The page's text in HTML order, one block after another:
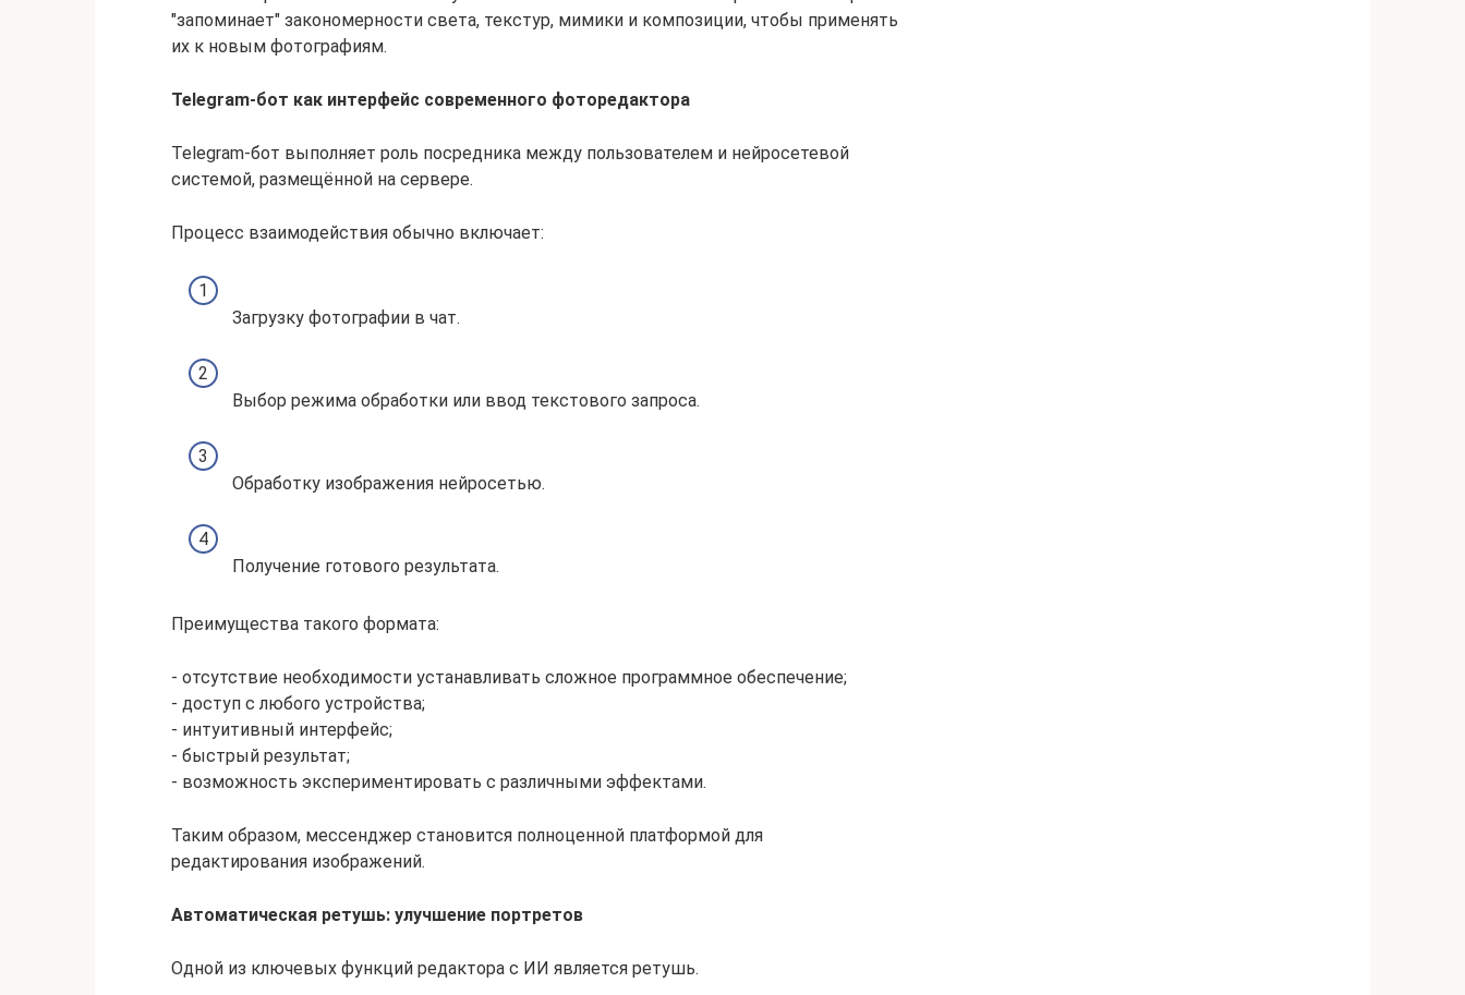
"запоминает" закономерности света, текстур, мимики и композиции, чтобы применять
их к новым фотографиям.
Telegram-бот как интерфейс современного фоторедактора
Telegram-бот выполняет роль посредника между пользователем и нейросетевой
системой, размещённой на сервере.
Процесс взаимодействия обычно включает:
Загрузку фотографии в чат.
Выбор режима обработки или ввод текстового запроса.
Обработку изображения нейросетью.
Получение готового результата.
Преимущества такого формата:
- отсутствие необходимости устанавливать сложное программное обеспечение;
- доступ с любого устройства;
- интуитивный интерфейс;
- быстрый результат;
- возможность экспериментировать с различными эффектами.
Таким образом, мессенджер становится полноценной платформой для
редактирования изображений.
Автоматическая ретушь: улучшение портретов
Одной из ключевых функций редактора с ИИ является ретушь.